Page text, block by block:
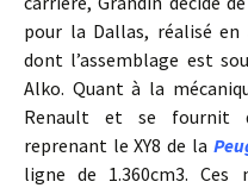
pour la Dallas, réalisé en
dont l’assemblage est
Alko. Quant à la
Renault et se fournit
reprenant le XY8 de la
ligne de 1.360cm3. Ces